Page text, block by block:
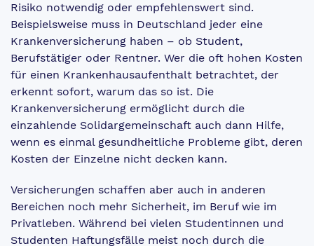
Risiko notwendig oder empfehlenswert sind.
Beispielsweise muss in Deutschland jeder eine
Krankenversicherung haben – ob Student,
Berufstätiger oder Rentner. Wer die oft hohen Kosten
für einen Krankenhausaufenthalt betrachtet, der
erkennt sofort, warum das so ist. Die
Krankenversicherung ermöglicht durch die
einzahlende Solidargemeinschaft auch dann Hilfe,
wenn es einmal gesundheitliche Probleme gibt, deren
Kosten der Einzelne nicht decken kann.
Versicherungen schaffen aber auch in anderen
Bereichen noch mehr Sicherheit, im Beruf wie im
Privatleben. Während bei vielen Studentinnen und
Studenten Haftungsfälle meist noch durch die